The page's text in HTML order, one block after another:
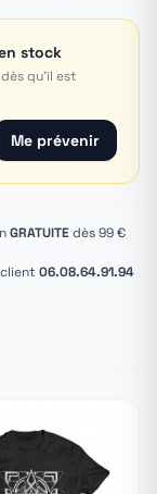
stock
qu'il est
Me prévenir
GRATUITEdès 99 €
06.08.64.91.94